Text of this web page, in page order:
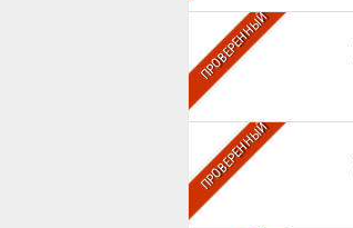
ПРОВЕРЕННЫЙ
ПРОВЕРЕННЫЙ